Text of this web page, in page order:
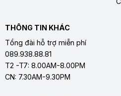
THÔNG TIN KHÁC
Tổng đài hỗ trợ miễn phí
089.938.88.81
T2 -T7: 8.00AM-8.00PM
CN: 7.30AM-9.30PM